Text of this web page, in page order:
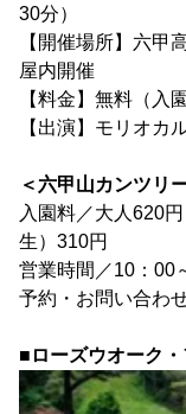
30分）
【開催場所】六
屋内開催
【料金】無料（入
【出演】モリオカ
＜六甲山カンツリ
入園料／大人620
生）310円
営業時間／10：00
予約・お問い合わ
■ローズウオーク